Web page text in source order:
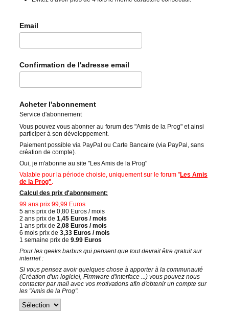
Email
Confirmation de l'adresse email
Acheter l'abonnement
Service d'abonnement
Vous pouvez vous abonner au forum des "Amis de la Prog" et ainsi
participer à son développement.
Paiement possible via PayPal ou Carte Bancaire (via PayPal, sans
création de compte).
Oui, je m'abonne au site "Les Amis de la Prog"
Valable pour la période choisie, uniquement sur le forum "Les Amis
de la Prog".
Calcul des prix d'abonnement:
99 ans prix 99,99 Euros
5 ans prix de 0,80 Euros / mois
2 ans prix de 1,45 Euros / mois
1 ans prix de 2,08 Euros / mois
6 mois prix de 3,33 Euros / mois
1 semaine prix de 9.99 Euros
Pour les geeks barbus qui pensent que tout devrait être gratuit sur
internet :
Si vous pensez avoir quelques chose à apporter à la communauté
(Création d'un logiciel, Firmware d'interface ...) vous pouvez nous
contacter par mail avec vos motivations afin d'obtenir un compte sur
les "Amis de la Prog".